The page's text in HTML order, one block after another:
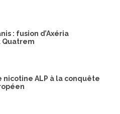
: fusion d’Axéria
Quatrem
nicotine ALP à la conquête